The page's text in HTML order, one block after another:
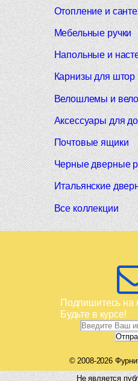
Отопление и
Мебельные ручки
Напольные и
Карнизы для штор
Велошлемы и
Аксессуары для
Почтовые ящики
Черные дверные
Итальянские
Все коллекции
Подпишитесь на
Будьте в курсе!
© 2008-2026
Не является